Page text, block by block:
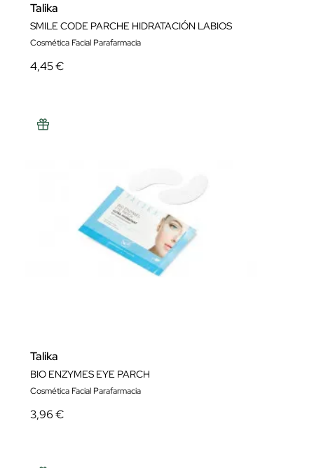
Talika
SMILE CODE PARCHE HIDRATACIÓN LABIOS
Cosmética Facial Parafarmacia
4,45 €
Talika
BIO ENZYMES EYE PARCH
Cosmética Facial Parafarmacia
3,96 €